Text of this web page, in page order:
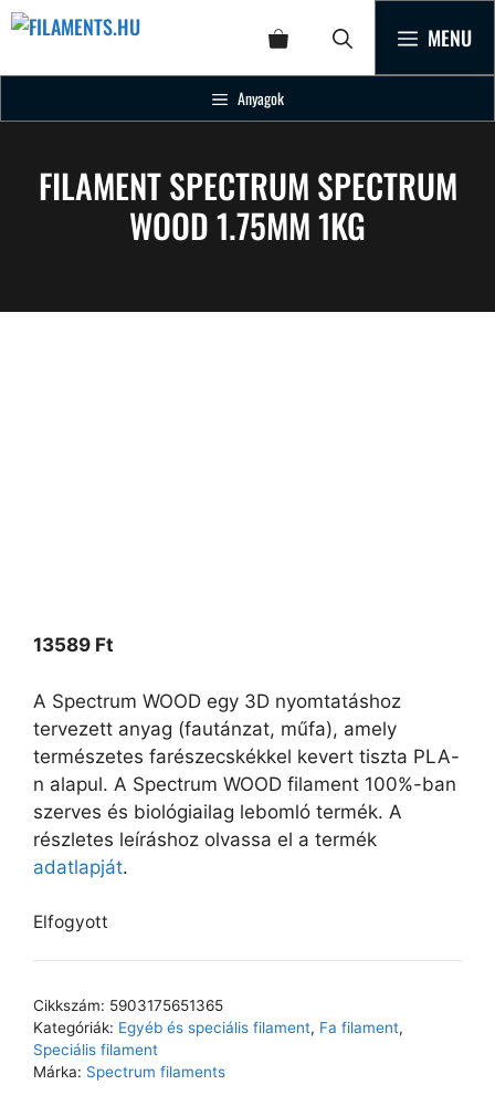
MENU
Anyagok
FILAMENT SPECTRUM SPECTRUM
WOOD 1.75MM 1KG
13589 Ft
A Spectrum WOOD egy 3D nyomtatáshoz
tervezett anyag (fautánzat, műfa), amely
természetes farészecskékkel kevert tiszta PLA-
n alapul. A Spectrum WOOD filament 100%-ban
szerves és biológiailag lebomló termék. A
részletes leíráshoz olvassa el a termék
adatlapját.
Elfogyott
Cikkszám: 5903175651365
Kategóriák: Egyéb és speciális filament, Fa filament,
Speciális filament
Márka: Spectrum filaments